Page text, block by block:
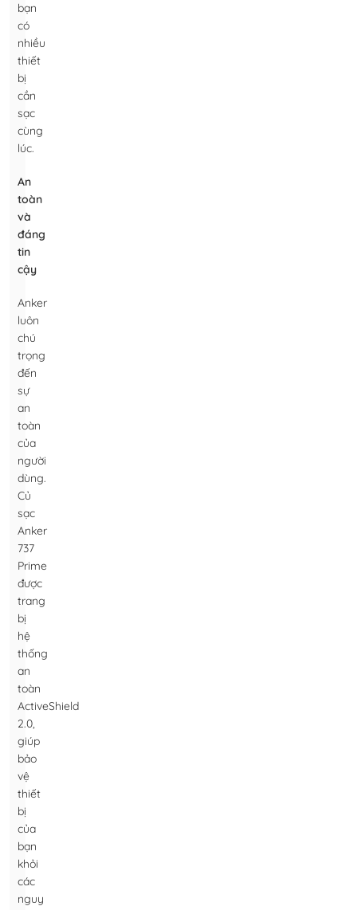
bạn
có
nhiều
thiết
bị
cần
sạc
cùng
lúc.
An
toàn
và
đáng
tin
cậy
Anker
luôn
chú
trọng
đến
sự
an
toàn
của
người
dùng.
Củ
sạc
Anker
737
Prime
được
trang
bị
hệ
thống
an
toàn
ActiveShield
2.0,
giúp
bảo
vệ
thiết
bị
của
bạn
khỏi
các
nguy